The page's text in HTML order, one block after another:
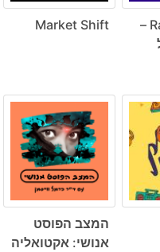
Radio Button –
Market Shift
המצב הפוסט
אנושי: אקטואליה